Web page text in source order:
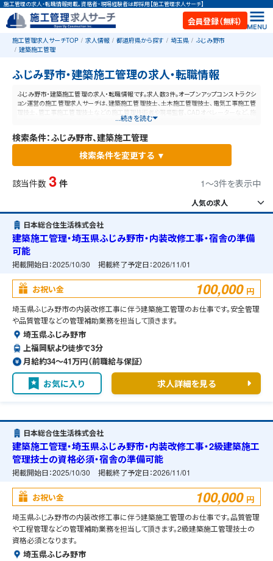
施工管理の求人・転職情報掲載。資格者・現場経験者は即採用【施工管理求人サーチ】
会員登録（無料）
施工管理求人サーチTOP 求人情報 都道府県から探す 埼玉県
ふじみ野市
建築施工管理
ふじみ野市・建築施工管理の求人・転職情報
ふじみ野市・建築施工管理の求人・転職情報です。求人数3件。オープンアップコンストラクシ
ョン運営の施工管理求人サーチは、建築施工管理技士、土木施工管理技士、電気工事施工管
理技士、管工事施工管理技士などの施工管理技術者や現場監督、CADオペレーターなど、施
工管理と建設業に特化した業界最大規模の求人ポータルサイトです。【毎日更新】業界最高
...続きを読む
検索条件：ふじみ野市、建築施工管理
検索条件を変更する ▼
該当件数 3 件 1〜3件を表示中
日本総合住生活株式会社
建築施工管理・埼玉県ふじみ野市・内装改修工事・宿舎の準備
可能
掲載開始日：2025/10/30 掲載終了予定日：2026/11/01
お祝い金 100,000 円
埼玉県ふじみ野市の内装改修工事に伴う建築施工管理のお仕事です。安全管理
や品質管理などの管理補助業務を担当して頂きます。
埼玉県ふじみ野市
上福岡駅より徒歩で3分
月給約34〜41万円（前職給与保証）
お気に入り 求人詳細を見る
日本総合住生活株式会社
建築施工管理・埼玉県ふじみ野市・内装改修工事・2級建築施工
管理技士の資格必須・宿舎の準備可能
掲載開始日：2025/10/30 掲載終了予定日：2026/11/01
お祝い金 100,000 円
埼玉県ふじみ野市の内装改修工事に伴う建築施工管理のお仕事です。品質管理
や工程管理などの管理補助業務を担当して頂きます。2級建築施工管理技士の
資格必須となります。
埼玉県ふじみ野市